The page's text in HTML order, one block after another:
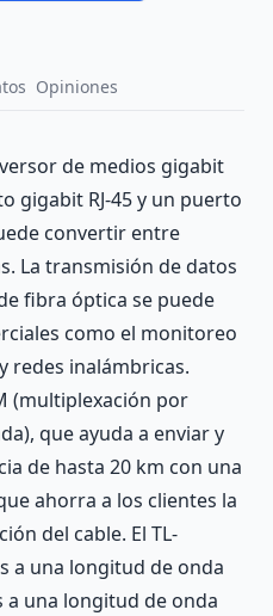
Opiniones
de medios gigabit
gigabit RJ-45 y un puerto
convertir entre
La transmisión de datos
fibra óptica se puede
como el monitoreo
redes inalámbricas.
(multiplexación por
que ayuda a enviar y
de hasta 20 km con una
ahorra a los clientes la
del cable. El TL-
a una longitud de onda
a una longitud de onda